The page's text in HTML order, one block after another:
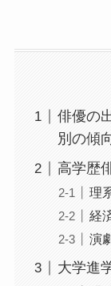
俳優の
別の傾
高学歴
理
経
演
大学進